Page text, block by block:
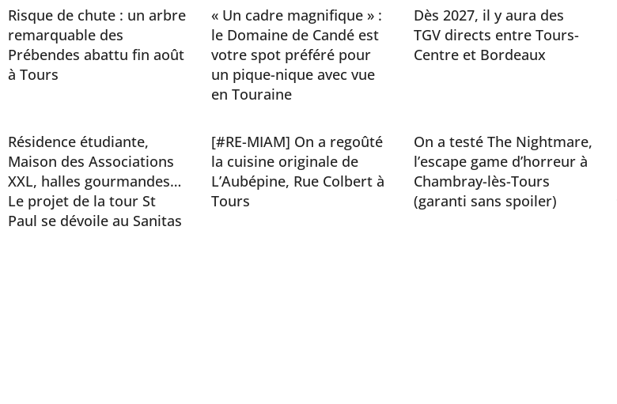
Risque de chute : un arbre
remarquable des
Prébendes abattu fin août
à Tours
« Un cadre magnifique » :
le Domaine de Candé est
votre spot préféré pour
un pique-nique avec vue
en Touraine
Dès 2027, il y aura des
TGV directs entre Tours-
Centre et Bordeaux
Résidence étudiante,
Maison des Associations
XXL, halles gourmandes…
Le projet de la tour St
Paul se dévoile au Sanitas
[#RE-MIAM] On a regoûté
la cuisine originale de
L’Aubépine, Rue Colbert à
Tours
On a testé The Nightmare,
l’escape game d’horreur à
Chambray-lès-Tours
(garanti sans spoiler)